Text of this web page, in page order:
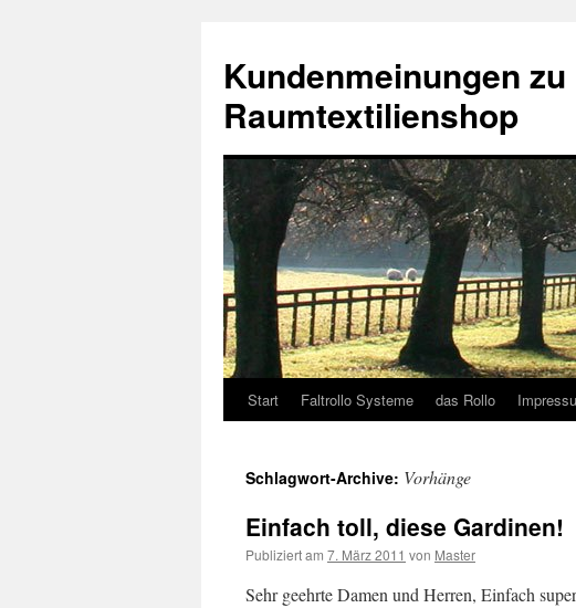
Kundenmeinungen
Raumtextilienshop
Springe
Inhalt
Start Faltrollo Systeme das Rollo
Schlagwort-Archive: Vorhänge
Einfach toll, diese Gardinen!
Publiziert am 7. März 2011 von Master
Sehr geehrte Damen und Herren, Einfach